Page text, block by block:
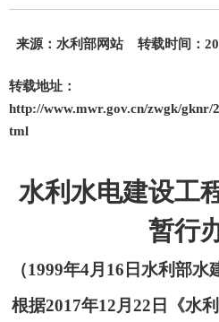
来源：水利部网站转载时间：
转载地址：
http://www.mwr.gov.cn/zwgk/gknr/
tml
水利水电建设工
暂行
（1999年4月16日水利部水
根据2017年12月22日《水